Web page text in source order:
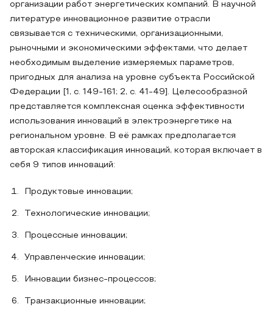
организации работ энергетических компаний. В научной
литературе инновационное развитие отрасли
связывается с техническими, организационными,
рыночными и экономическими эффектами, что делает
необходимым выделение измеряемых параметров,
пригодных для анализа на уровне субъекта Российской
Федерации [1, с. 149-161; 2, с. 41-49]. Целесообразной
представляется комплексная оценка эффективности
использования инноваций в электроэнергетике на
региональном уровне. В её рамках предполагается
авторская классификация инноваций, которая включает в
себя 9 типов инноваций:
Продуктовые инновации;
Технологические инновации;
Процессные инновации;
Управленческие инновации;
Инновации бизнес-процессов;
Транзакционные инновации;